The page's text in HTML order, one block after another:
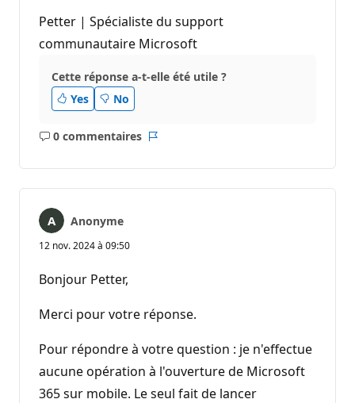
Petter | Spécialiste du support
communautaire Microsoft
Cette réponse a-t-elle été utile ?
Yes
No
0 commentaires
Aucun
Anonyme
12 nov. 2024 à 09:50
Bonjour Petter,
Merci pour votre réponse.
Pour répondre à votre question : je n'effectue
aucune opération à l'ouverture de Microsoft
365 sur mobile. Le seul fait de lancer